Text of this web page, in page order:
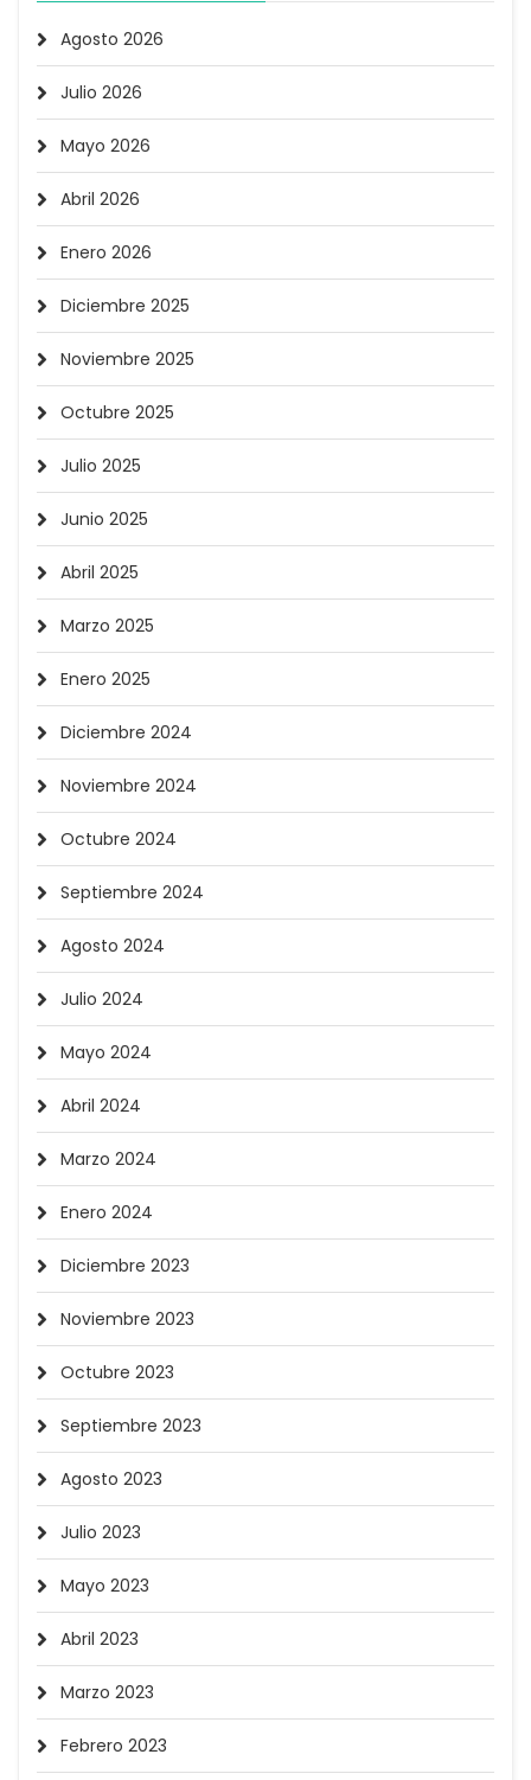
Agosto 2026
Julio 2026
Mayo 2026
Abril 2026
Enero 2026
Diciembre 2025
Noviembre 2025
Octubre 2025
Julio 2025
Junio 2025
Abril 2025
Marzo 2025
Enero 2025
Diciembre 2024
Noviembre 2024
Octubre 2024
Septiembre 2024
Agosto 2024
Julio 2024
Mayo 2024
Abril 2024
Marzo 2024
Enero 2024
Diciembre 2023
Noviembre 2023
Octubre 2023
Septiembre 2023
Agosto 2023
Julio 2023
Mayo 2023
Abril 2023
Marzo 2023
Febrero 2023